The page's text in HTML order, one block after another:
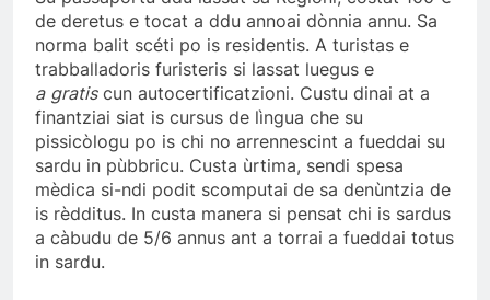
de deretus e tocat a ddu annoai dònnia annu. Sa
norma balit scéti po is residentis. A turistas e
trabballadoris furisteris si lassat luegus e
a gratiscun autocertificatzioni. Custu dinai at a
finantziai siat is cursus de lìngua che su
pissicòlogu po is chi no arrennescint a fueddai su
sardu in pùbbricu. Custa ùrtima, sendi spesa
mèdica si-ndi podit scomputai de sa denùntzia de
is rèdditus. In custa manera si pensat chi is sardus
a càbudu de 5/6 annus ant a torrai a fueddai totus
in sardu.